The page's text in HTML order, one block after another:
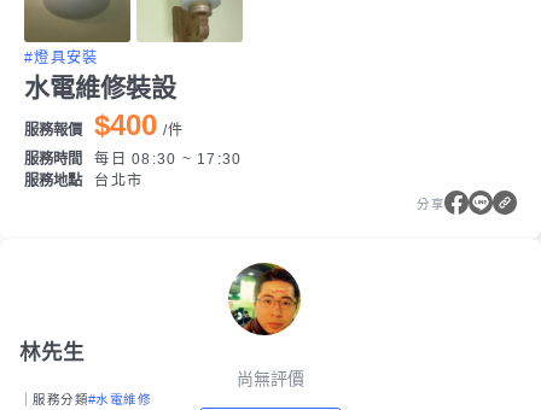
#燈具安裝
水電維修裝設
服務報價 $400 /件
服務時間
每日 08:30 ~ 17:30
服務地點
台北市
分享
林先生
尚無評價
｜服務分類#水電維修